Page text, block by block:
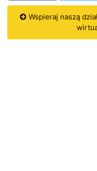
Wspieraj naszą